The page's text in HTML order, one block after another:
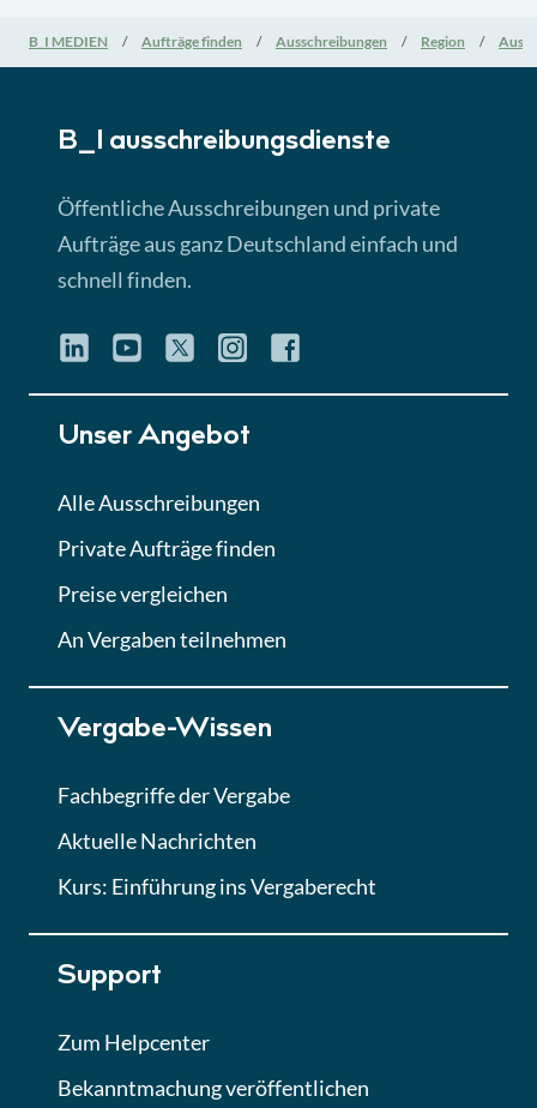
Nationale Verfahrensarten
Lektion 3
► 4:31 Min
Quiz
Eignung im Vergabeverfahren
Lektion 6
Abgabe von Angeboten
Lektion
Lektion 7
Finales Quiz
B_I MEDIEN Aufträge finden Ausschreibungen Region
B_I ausschreibungs­dienste
Öffentliche Ausschreibungen und private
Aufträge aus ganz Deutschland einfach und
schnell finden.
Unser Angebot
Alle Ausschreibungen
Private Aufträge finden
Preise vergleichen
An Vergaben teilnehmen
Vergabe-Wissen
Fachbegriffe der Vergabe
Aktuelle Nachrichten
Kurs: Einführung ins Vergaberecht
Support
Zum Helpcenter
Bekanntmachung veröffentlichen